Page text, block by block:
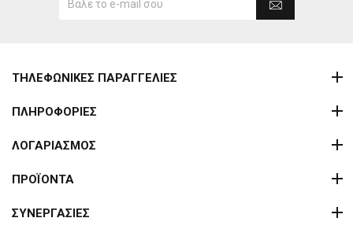
ΤΗΛΕΦΩΝΙΚΕΣ ΠΑΡΑΓΓΕΛΙΕΣ
ΠΛΗΡΟΦΟΡΙΕΣ
ΛΟΓΑΡΙΑΣΜΟΣ
ΠΡΟΪΟΝΤΑ
ΣΥΝΕΡΓΑΣΙΕΣ